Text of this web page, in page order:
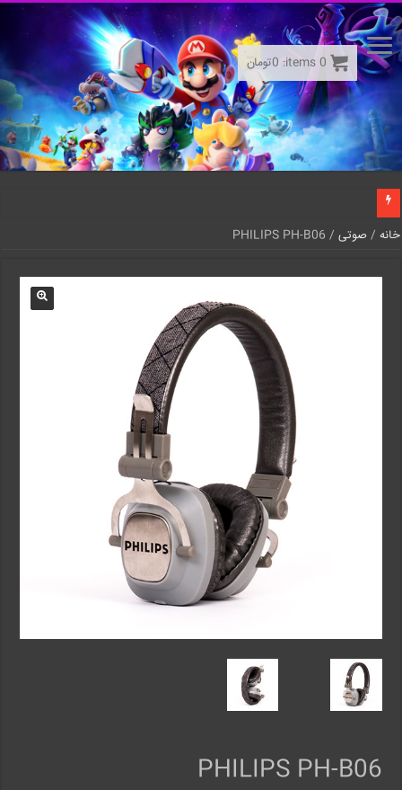
خانه /صوتی / PHILIPS PH-B06
PHILIPS PH-B06
0
items:
0تومان